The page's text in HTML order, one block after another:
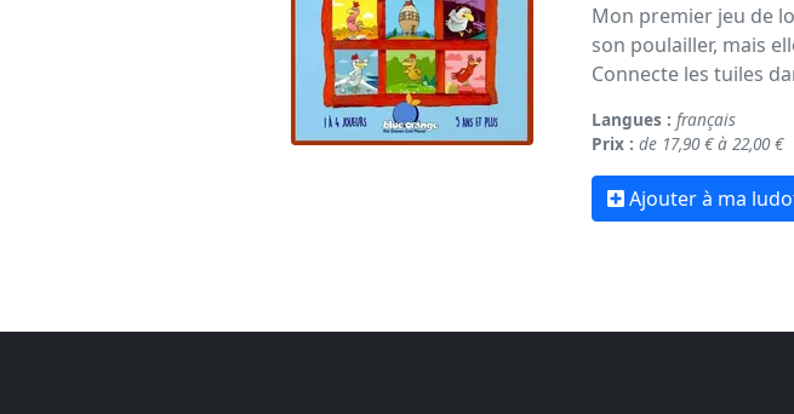
Mon premier jeu de
son poulailler, mais
Connecte les tuiles
Langues : français
Prix : de 17,90 € à 22,00 €
Ajouter à ma